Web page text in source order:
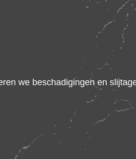
we beschadigingen en